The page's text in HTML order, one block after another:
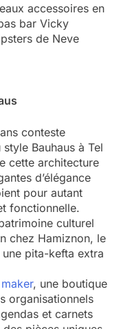
accessoires en
bar Vicky
de Neve
conteste
Bauhaus à Tel
cette architecture
d’élégance
pour autant
fonctionnelle.
culturel
chez Hamiznon, le
pita-kefta extra
, une boutique
organisationnels
et carnets